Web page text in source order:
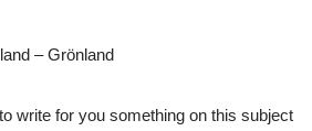
– Grönland
write for you something on this subject